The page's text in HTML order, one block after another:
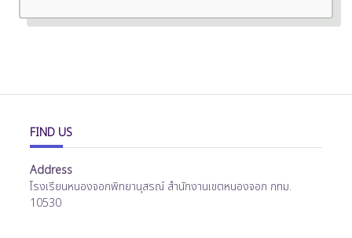
FIND US
Address
โรงเรียนหนองจอกพิทยานุสรณ์ สำนักงานเขตหนองจอก กทม.
10530